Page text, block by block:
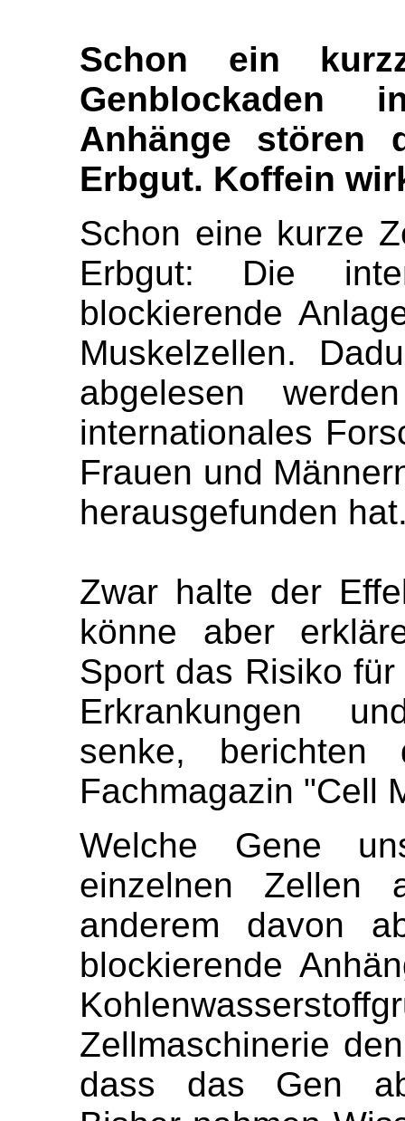
Schon ein
Genblockaden
Anhänge stören
Erbgut. Koffein
Schon eine kurze
Erbgut: Die
blockierende
Muskelzellen.
abgelesen
internationales
Frauen und
herausgefunden
Zwar halte der
könne aber
Sport das Risiko
Erkrankungen
senke, berichten
Fachmagazin "Cell
Welche Gene
einzelnen Zellen
anderem davon
blockierende
Zellmaschinerie
dass das Gen